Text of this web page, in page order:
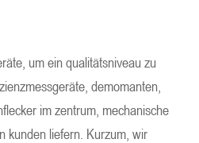
um ein qualitätsniveau zu
demomanten,
im zentrum, mechanische
kunden liefern. Kurzum, wir